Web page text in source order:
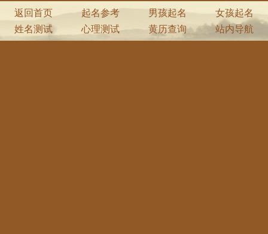
返回首页 起名参考 男孩起名
女孩起名
姓名测试
心理测试 黄历查询 站内导航